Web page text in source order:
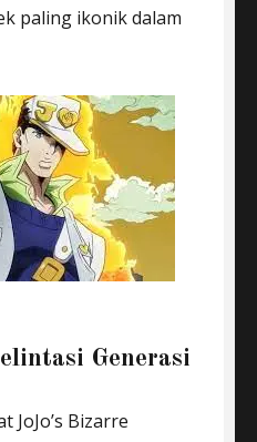
paling ikonik dalam
Generasi
JoJo’s Bizarre